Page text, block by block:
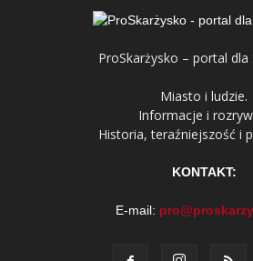
ProSkarżysko – portal dla
Miasto i ludzie.
Informacje i
Historia, teraźniejszość i
KONTAKT:
E-mail: